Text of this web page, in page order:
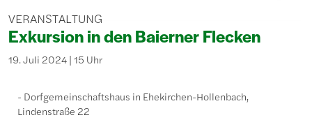
VERANSTALTUNG
Exkursion in den Baierner Flecken
19. Juli 2024 | 15 Uhr
Dorfgemeinschaftshaus in Ehekirchen-Hollenbach,
Lindenstraße 22